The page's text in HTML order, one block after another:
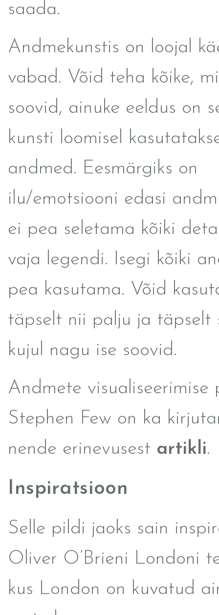
saada.
Andmekunstis on loojal
vabad. Võid teha kõike,
soovid, ainuke eeldus on
kunsti loomisel
andmed. Eesmärgiks on
ilu/emotsiooni edasi
ei pea seletama kõiki
vaja legendi. Isegi kõiki
pea kasutama. Võid
täpselt nii palju ja täpselt
kujul nagu ise soovid.
Andmete visualiseerimise
Stephen Few on ka
nende erinevusest artikli.
Inspiratsioon
Selle pildi jaoks sain
Oliver O’Brieni Londoni
kus London on kuvatud